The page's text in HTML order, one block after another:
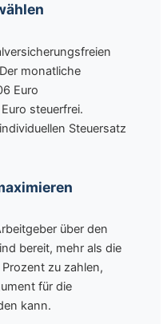
monatliche
Euro
steuerfrei.
Steuersatz
über den
bereit, mehr als die
zu zahlen,
für die
kann.